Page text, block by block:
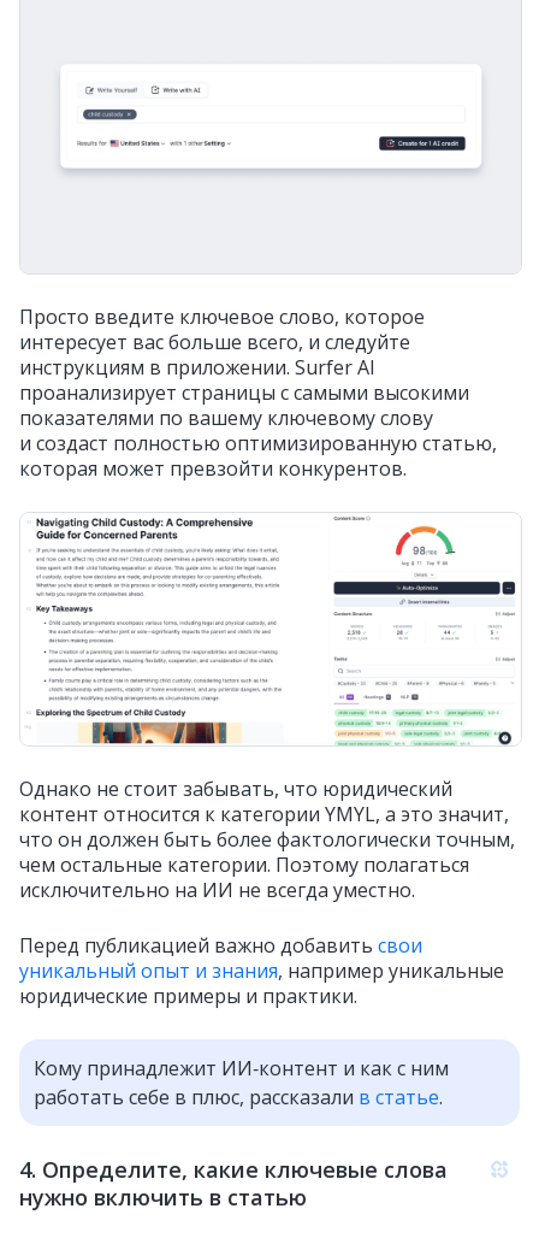
Просто введите ключевое слово, которое
интересует вас больше всего, и следуйте
инструкциям в приложении. Surfer AI
проанализирует страницы с самыми высокими
показателями по вашему ключевому слову
и создаст полностью оптимизированную статью,
которая может превзойти конкурентов.
Однако не стоит забывать, что юридический
контент относится к категории YMYL, а это значит,
что он должен быть более фактологически точным,
чем остальные категории. Поэтому полагаться
исключительно на ИИ не всегда уместно.
Перед публикацией важно добавить свои
уникальный опыт и знания, например уникальные
юридические примеры и практики.
Кому принадлежит ИИ‑контент и как с ним
работать себе в плюс, рассказали в статье.
4. Определите, какие ключевые слова
нужно включить в статью